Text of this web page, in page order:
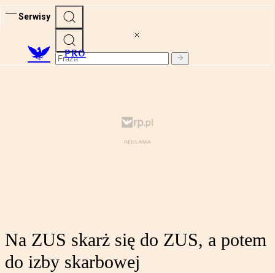
Serwisy
PRO
Na ZUS skarż się do ZUS, a potem
do izby skarbowej